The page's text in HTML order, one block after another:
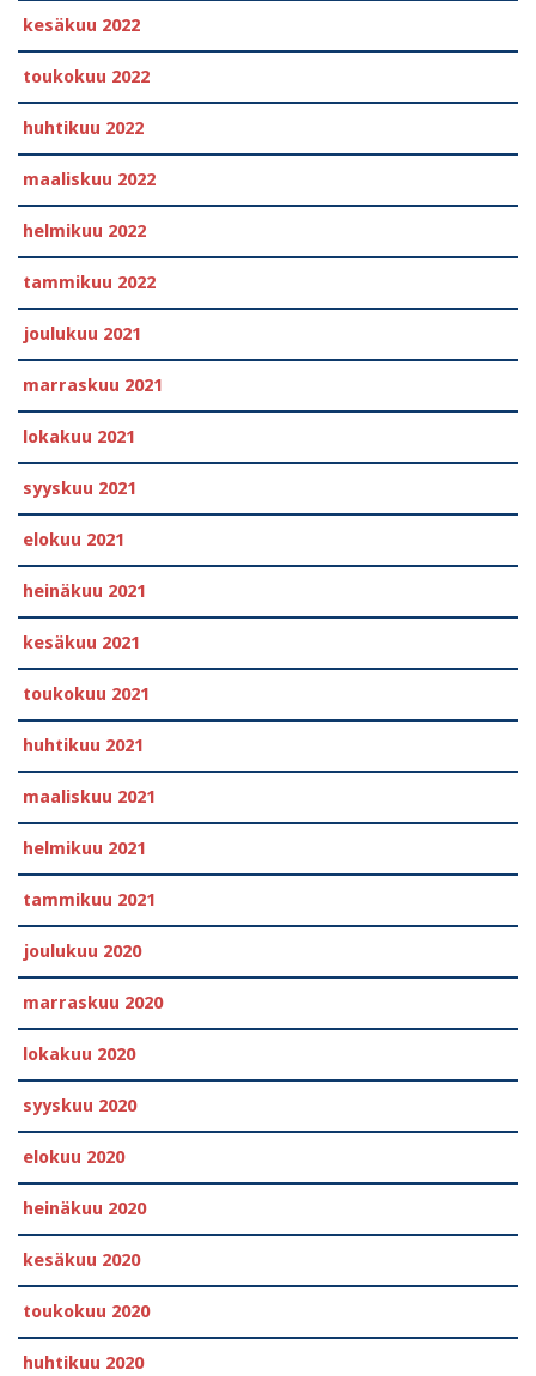
kesäkuu 2022
toukokuu 2022
huhtikuu 2022
maaliskuu 2022
helmikuu 2022
tammikuu 2022
joulukuu 2021
marraskuu 2021
lokakuu 2021
syyskuu 2021
elokuu 2021
heinäkuu 2021
kesäkuu 2021
toukokuu 2021
huhtikuu 2021
maaliskuu 2021
helmikuu 2021
tammikuu 2021
joulukuu 2020
marraskuu 2020
lokakuu 2020
syyskuu 2020
elokuu 2020
heinäkuu 2020
kesäkuu 2020
toukokuu 2020
huhtikuu 2020